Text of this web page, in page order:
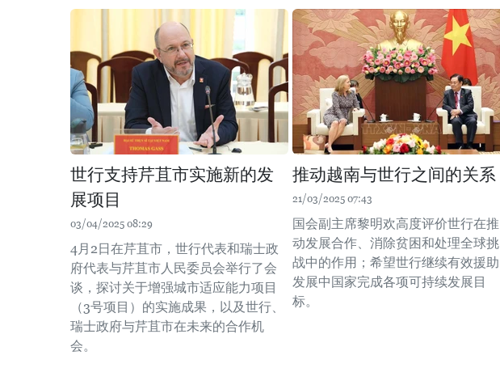
世行支持芹苴市实施新的发
展项目
03/04/2025 08:29
4月2日在芹苴市，世行代表和瑞士政
府代表与芹苴市人民委员会举行了会
谈，探讨关于增强城市适应能力项目
（3号项目）的实施成果，以及世行、
瑞士政府与芹苴市在未来的合作机
会。
推动越南与世行之间的关系
21/03/2025 07:43
国会副主席黎明欢高度评价世行在推
动发展合作、消除贫困和处理全球挑
战中的作用；希望世行继续有效援助
发展中国家完成各项可持续发展目
标。